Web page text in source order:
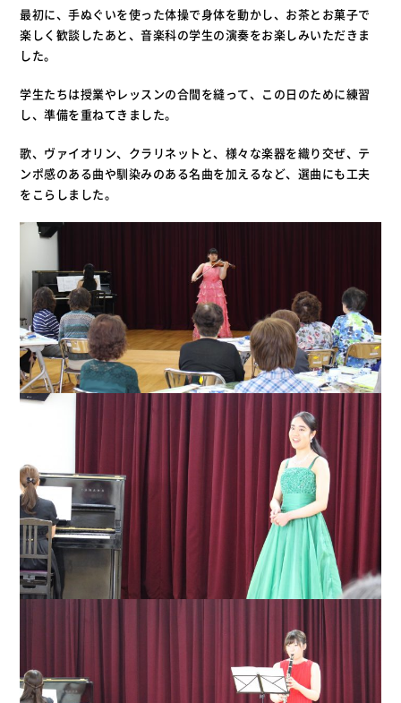
最初に、手ぬぐいを使った体操で身体を動かし、お茶とお菓子で
楽しく歓談したあと、音楽科の学生の演奏をお楽しみいただきま
した。
学生たちは授業やレッスンの合間を縫って、この日のために練習
し、準備を重ねてきました。
歌、ヴァイオリン、クラリネットと、様々な楽器を織り交ぜ、テ
ンポ感のある曲や馴染みのある名曲を加えるなど、選曲にも工夫
をこらしました。